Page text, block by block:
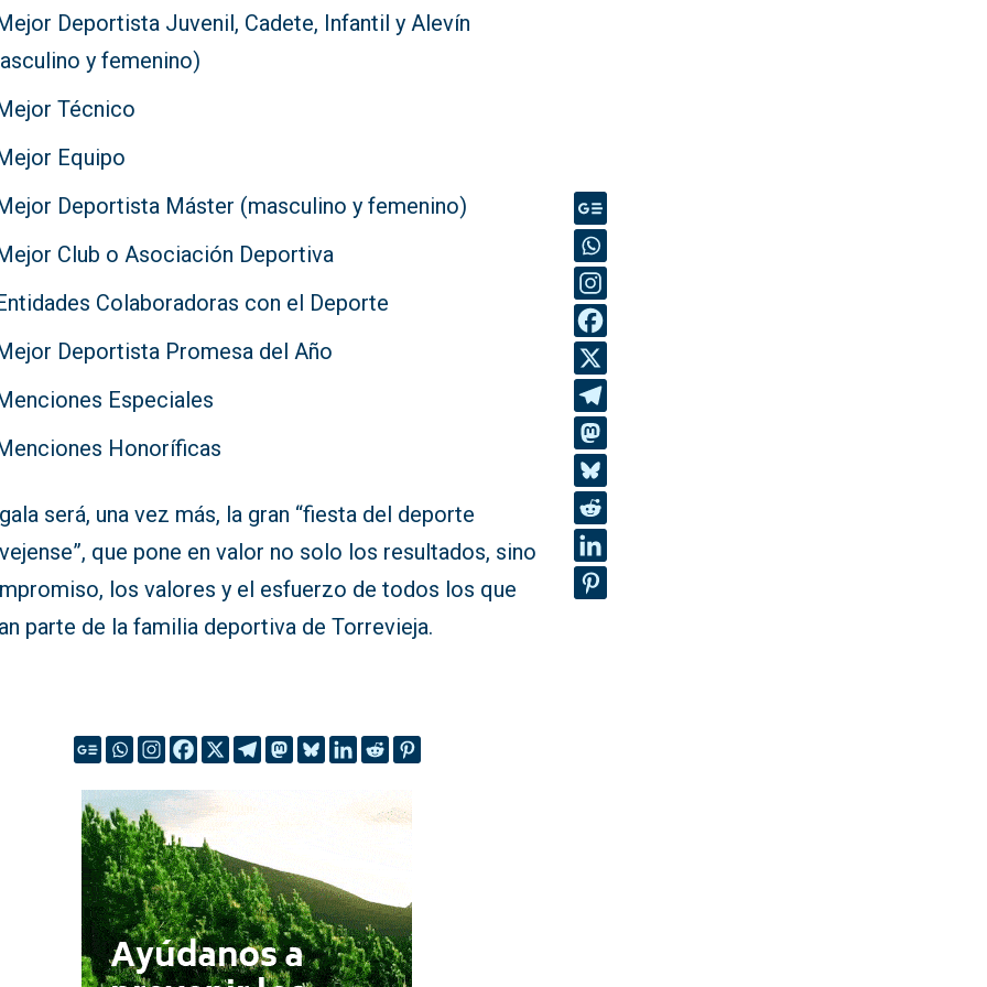
Deportista Juvenil, Cadete, Infantil y Alevín
y femenino)
Técnico
Equipo
Deportista Máster (masculino y femenino)
Club o Asociación Deportiva
Colaboradoras con el Deporte
Deportista Promesa del Año
Especiales
Honoríficas
será, una vez más, la gran “fiesta del deporte
que pone en valor no solo los resultados, sino
los valores y el esfuerzo de todos los que
parte de la familia deportiva de Torrevieja.